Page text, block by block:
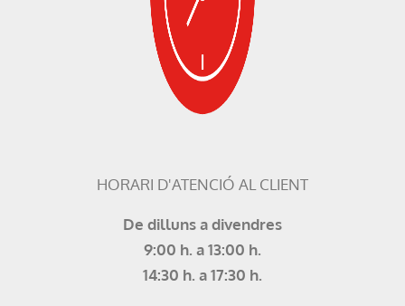
HORARI D'ATENCIÓ AL CLIENT
De dilluns a divendres
9:00 h. a 13:00 h.
14:30 h. a 17:30 h.